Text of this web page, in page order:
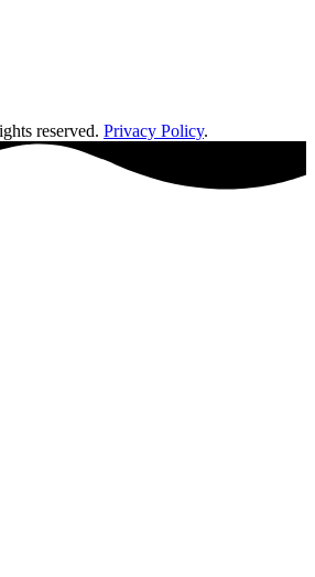
reserved. Privacy Policy.